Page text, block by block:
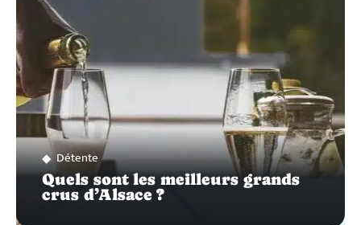
Détente
Quels sont les meilleurs grands
crus d’Alsace ?